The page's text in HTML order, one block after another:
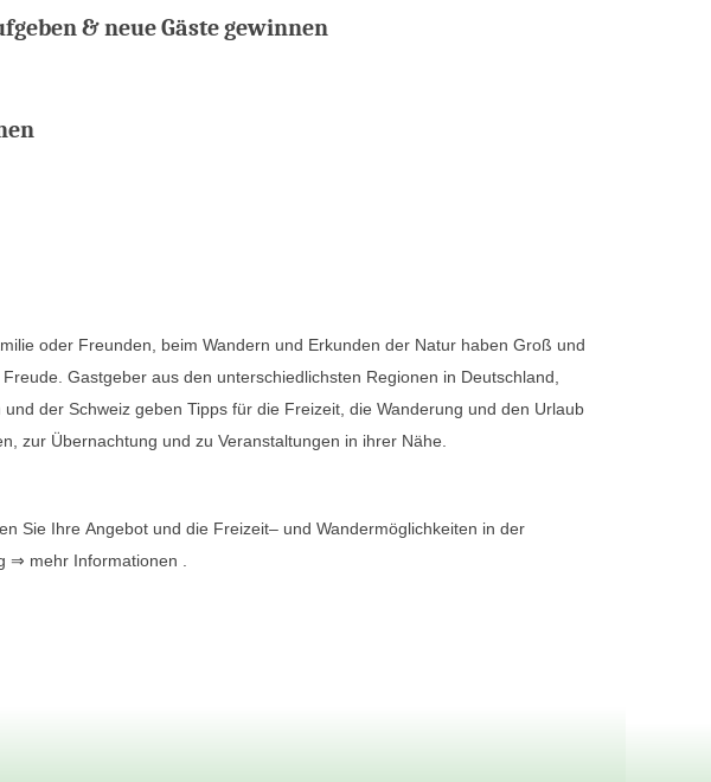
& neue Gäste gewinnen
zur Übernachtung und zu Veranstaltungen in ihrer Nähe.
Sie Ihre Angebot und die Freizeit– und Wandermöglichkeiten in der
⇒ mehr Informationen .